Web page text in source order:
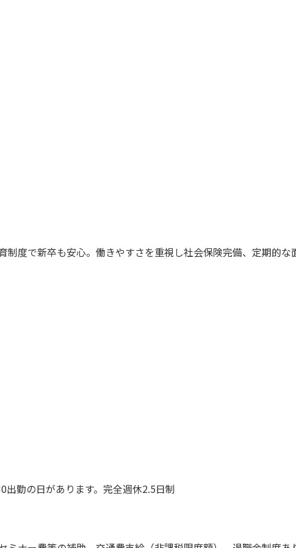
度で新卒も安心。働きやすさを重視し社会保険完備、定期的
勤の日があります。完全週休2.5日制